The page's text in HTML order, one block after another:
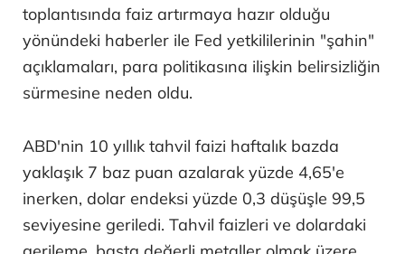
toplantısında faiz artırmaya hazır olduğu
yönündeki haberler ile Fed yetkililerinin "şahin"
açıklamaları, para politikasına ilişkin belirsizliğin
sürmesine neden oldu.
ABD'nin 10 yıllık tahvil faizi haftalık bazda
yaklaşık 7 baz puan azalarak yüzde 4,65'e
inerken, dolar endeksi yüzde 0,3 düşüşle 99,5
seviyesine geriledi. Tahvil faizleri ve dolardaki